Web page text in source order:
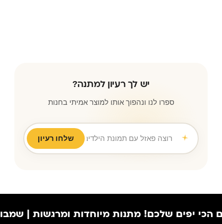
יש לך רעיון למתנה?
ספרו לנו ונהפוך אותו למוצר אמיתי בחנות
רוצה פאזל עם תמונת הילדים לסבא וסבתא ליום נישוא
שלחו רעיון
שלכם!מתנות מיוחדות ומרגשות | שמבוססות